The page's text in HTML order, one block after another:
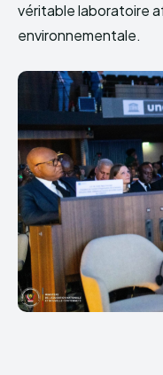
véritable laboratoire
environnementale.